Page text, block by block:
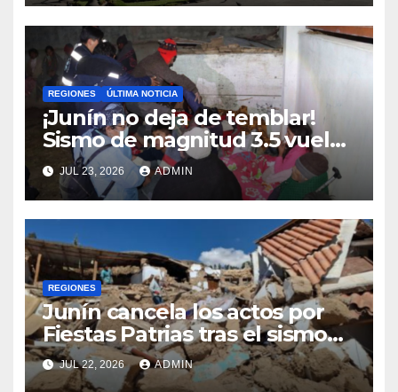
REGIONES ÚLTIMA NOTICIA
¡Junín no deja de temblar!
Sismo de magnitud 3.5 vuelve
a sacudir Chupaca
JUL 23, 2026 ADMIN
REGIONES
Junín cancela los actos por
Fiestas Patrias tras el sismo
que dejó cinco fallecidos en
Chupaca
JUL 22, 2026 ADMIN